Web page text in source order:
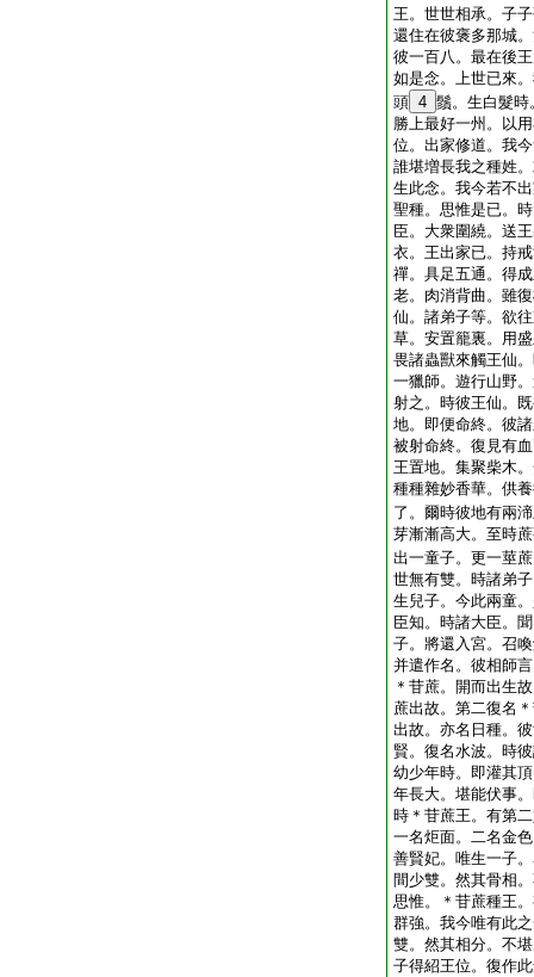
王。世世相承。子
還住在彼褒多那城
彼一百八。最在後
如是念。上世已來
頭 4 鬚。生白髮時
勝上最好一州。以
位。出家修道。我
誰堪増長我之種姓
生此念。我今若不
聖種。思惟是已。
臣。大衆圍繞。送
衣。王出家已。持
禪。具足五通。得
老。肉消背曲。雖
仙。諸弟子等。欲
草。安置籠裏。用
畏諸蟲獸來觸王仙
一獵師。遊行山野
射之。時彼王仙。
地。即便命終。彼
被射命終。復見有
王置地。集聚柴木
種種雜妙香華。供
了。爾時彼地有兩
芽漸漸高大。至時
出一童子。更一莖
世無有雙。時諸弟
生兒子。今此兩童
臣知。時諸大臣。
子。將還入宮。召
并遣作名。彼相師
＊苷蔗。開而出生
蔗出故。第二復名
出故。亦名日種。
賢。復名水波。時
幼少年時。即灌其
年長大。堪能伏事
時＊苷蔗王。有第
一名炬面。二名金
善賢妃。唯生一子
間少雙。然其骨相
思惟。＊苷蔗種王
群強。我今唯有此
雙。然其相分。不
子得紹王位。復作